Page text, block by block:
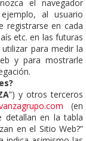
el navegador
al usuario
registrarse en cada
etc. en las futuras
para medir la
y para mostrarle
”) y otros terceros
(en
detallan en la tabla
en el Sitio Web?”